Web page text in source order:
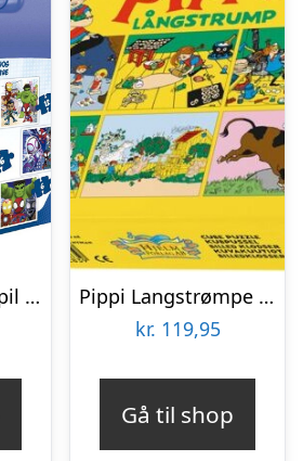
Educa – 4 Puslespil I Kuffert – 6-9-12-16 Brikker – Spidey & His Amazing Friends
Pippi Langstrømpe – Puslespil Klodser – 12 Klodser
kr. 119,95
Gå til shop